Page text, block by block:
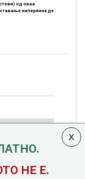
од оваа
хиперлинк до
НЕ Е.